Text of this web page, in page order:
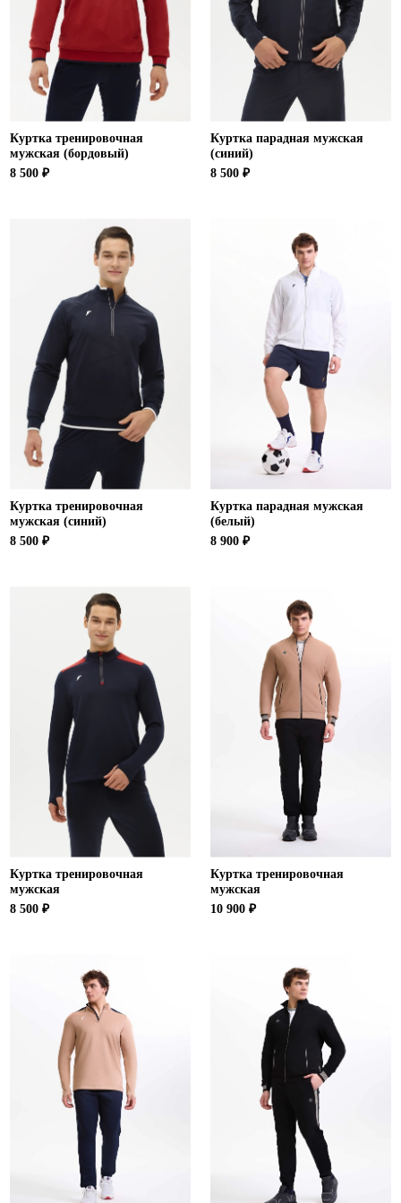
Ханты-Мансийский автономный округ (3)
Челябинская область (2)
Ямало-Ненецкий автономный округ (1)
Ярославская область (1)
Куртка тренировочная
мужская (бордовый)
8 500 ₽
Куртка парадная мужская
(синий)
8 500 ₽
Куртка тренировочная
мужская (синий)
8 500 ₽
Куртка парадная мужская
(белый)
8 900 ₽
Куртка тренировочная
мужская
8 500 ₽
Куртка тренировочная
мужская
10 900 ₽